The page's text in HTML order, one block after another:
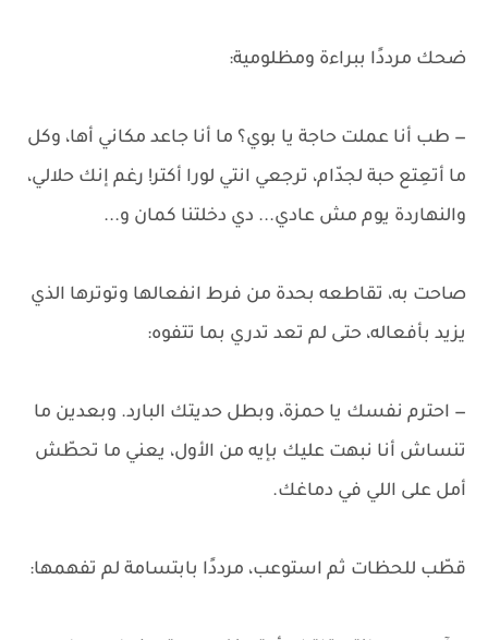
ضحك مرددًا ببراءة ومظلومية:
— طب أنا عملت حاجة يا بوي؟ ما أنا جاعد مكاني أها، وكل
ما أتعِتع حبة لجدّام، ترجعي انتي لورا أكتر! رغم إنك حلالي،
والنهاردة يوم مش عادي... دي دخلتنا كمان و...
صاحت به، تقاطعه بحدة من فرط انفعالها وتوترها الذي
يزيد بأفعاله، حتى لم تعد تدري بما تتفوه:
— احترم نفسك يا حمزة، وبطل حديتك البارد. وبعدين ما
تنساش أنا نبهت عليك بإيه من الأول، يعني ما تحطّش
أمل على اللي في دماغك.
قطّب للحظات ثم استوعب، مرددًا بابتسامة لم تفهمها: